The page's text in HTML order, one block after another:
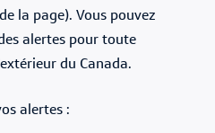
la page). Vous pouvez
alertes pour toute
du Canada.
alertes :